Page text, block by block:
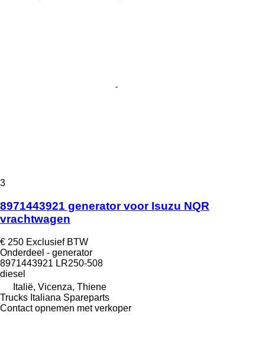
3
8971443921 generator voor Isuzu NQR
vrachtwagen
€ 250 Exclusief BTW
Onderdeel - generator
8971443921 LR250-508
diesel
Italië, Vicenza, Thiene
Trucks Italiana Spareparts
Contact opnemen met verkoper